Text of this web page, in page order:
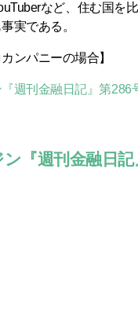
など、住む国を
実である。
ンパニーの場合】
週刊金融日記』第286
『週刊金融日記